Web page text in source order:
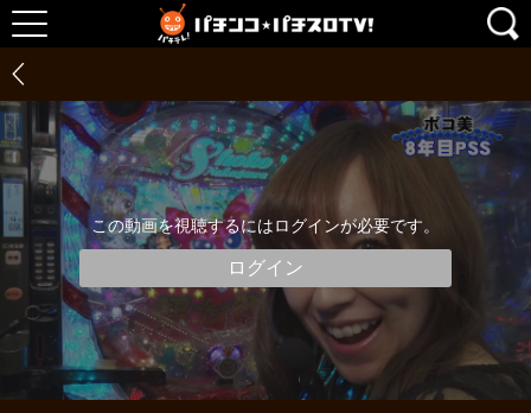
この動画を視聴するにはログインが必要です。
ログイン